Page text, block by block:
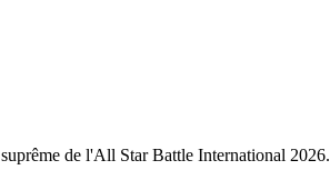
de l'All Star Battle International 2026.